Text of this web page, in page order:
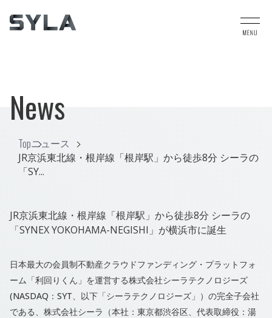
News
Topニュース
JR京浜東北線・根岸線「根岸駅」から徒歩8分 シーラの
「SY...
JR京浜東北線・根岸線「根岸駅」から徒歩8分 シーラの
「SYNEX YOKOHAMA-NEGISHI」が横浜市に誕生
日本最大の会員制不動産クラウドファンディング・プラットフォ
ーム「利回りくん」を運営する株式会社シーラテクノロジーズ
(NASDAQ：SYT、以下「シーラテクノロジーズ」）の完全子会社
である、株式会社シーラ（本社：東京都渋⾕区、代表取締役：湯